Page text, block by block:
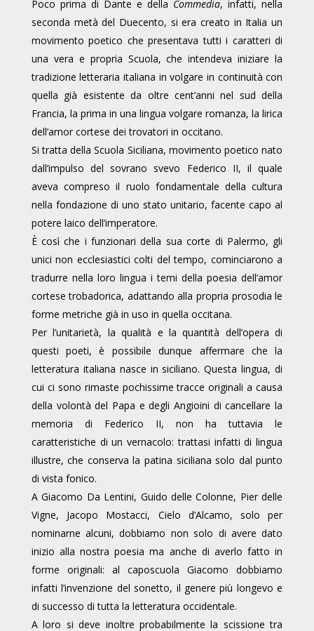
Poco prima di Dante e della Commedia, infatti, nella
seconda metà del Duecento, si era creato in Italia un
movimento poetico che presentava tutti i caratteri di
una vera e propria Scuola, che intendeva iniziare la
tradizione letteraria italiana in volgare in continuità con
quella già esistente da oltre cent’anni nel sud della
Francia, la prima in una lingua volgare romanza, la lirica
dell’amor cortese dei trovatori in occitano.
Si tratta della Scuola Siciliana, movimento poetico nato
dall’impulso del sovrano svevo Federico II, il quale
aveva compreso il ruolo fondamentale della cultura
nella fondazione di uno stato unitario, facente capo al
potere laico dell’imperatore.
È così che i funzionari della sua corte di Palermo, gli
unici non ecclesiastici colti del tempo, cominciarono a
tradurre nella loro lingua i temi della poesia dell’amor
cortese trobadorica, adattando alla propria prosodia le
forme metriche già in uso in quella occitana.
Per l’unitarietà, la qualità e la quantità dell’opera di
questi poeti, è possibile dunque affermare che la
letteratura italiana nasce in siciliano. Questa lingua, di
cui ci sono rimaste pochissime tracce originali a causa
della volontà del Papa e degli Angioini di cancellare la
memoria di Federico II, non ha tuttavia le
caratteristiche di un vernacolo: trattasi infatti di lingua
illustre, che conserva la patina siciliana solo dal punto
di vista fonico.
A Giacomo Da Lentini, Guido delle Colonne, Pier delle
Vigne, Jacopo Mostacci, Cielo d’Alcamo, solo per
nominarne alcuni, dobbiamo non solo di avere dato
inizio alla nostra poesia ma anche di averlo fatto in
forme originali: al caposcuola Giacomo dobbiamo
infatti l’invenzione del sonetto, il genere più longevo e
di successo di tutta la letteratura occidentale.
A loro si deve inoltre probabilmente la scissione tra